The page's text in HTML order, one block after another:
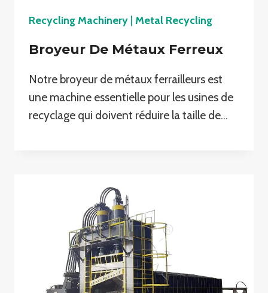
Recycling Machinery Metal Recycling
Broyeur De Métaux Ferreux
Notre broyeur de métaux ferrailleurs est
une machine essentielle pour les usines de
recyclage qui doivent réduire la taille de…